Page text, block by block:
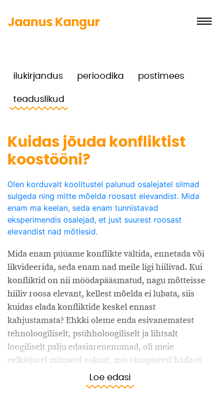
Jaanus Kangur
Kuidas jõuda konfliktist
koostööni?
Olen korduvalt koolitustel palunud osalejatel silmad
sulgeda ning mitte mõelda roosast elevandist. Mida
enam ma keelan, seda enam tunnistavad
eksperimendis osalejad, et just suurest roosast
elevandist nad mõtlesid.
Mida enam püüame konflikte vältida, ennetada või
likvideerida, seda enam nad meile ligi hiilivad. Kui
konfliktid on nii möödapääsmatud, nagu mõtteisse
hiiliv roosa elevant, kellest mõelda ei lubata, siis
kuidas elada konfliktide keskel ennast
kahjustamata? Ehkki oleme enda esivanematest
tehnoloogiliselt, psühholoogiliselt ja lihtsalt
loogiliselt palju edasiarenenumad, oli meie
eelkäijatel mitmeid oskusi, mis tänapäeval hädasti
ära kuluks. Loodusrahvastel, kes elasid väikestes
külakogukondades, oli mõeldamatu elada
Loe edasi
ilukirjandus perioodika
postimees
teaduslikud